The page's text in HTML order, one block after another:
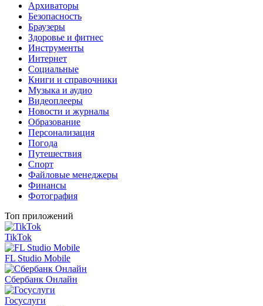
Архиваторы
Безопасность
Браузеры
Здоровье и фитнес
Инструменты
Интернет
Социальные
Книги и справочники
Музыка и аудио
Видеоплееры
Новости и журналы
Образование
Персонализация
Погода
Путешествия
Спорт
Файловые менеджеры
Финансы
Фотография
Топ приложений
TikTok
FL Studio Mobile
Сбербанк Онлайн
Госуслуги